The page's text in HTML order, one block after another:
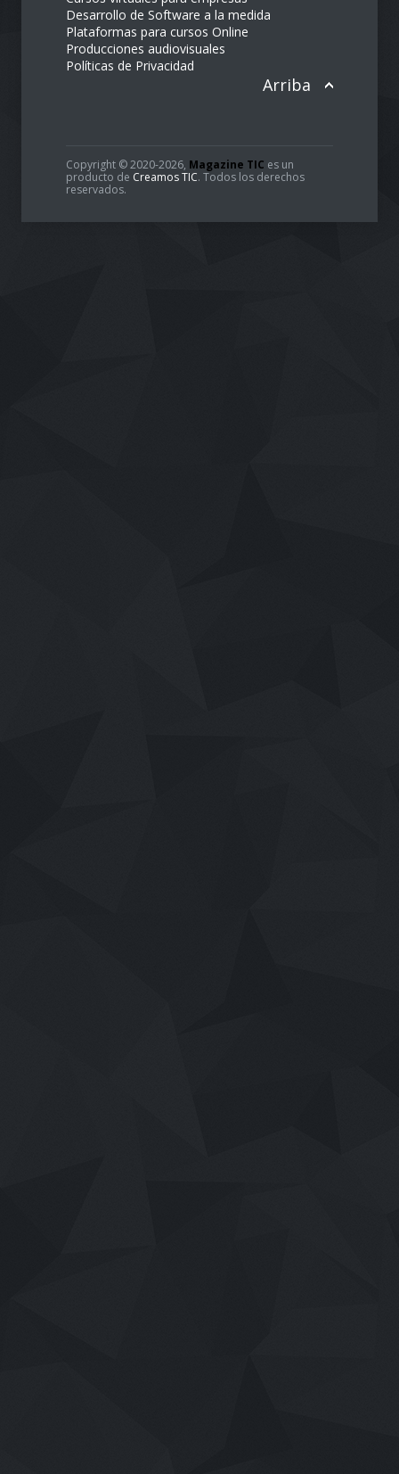
Desarrollo de Software a la medida
Plataformas para cursos Online
Producciones audiovisuales
Políticas de Privacidad
Arriba
Copyright © 2020-2026, Magazine TIC es un
producto de Creamos TIC. Todos los derechos
reservados.